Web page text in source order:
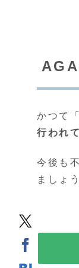
かつて
行われ
今後も
ましょう